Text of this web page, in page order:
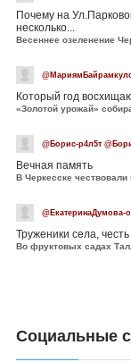
Почему на
несколько...
Весеннее озеленение
Который год
«Золотой урожай»
@Борис-р4л5т
Вечная память
@ЕкатеринаДумова-
Труженики села,
Во фруктовых садах
Социальные